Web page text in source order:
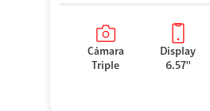
Cámara
Triple
Display
6.57''